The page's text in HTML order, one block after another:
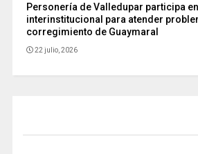
Personería de Valledupar participa
interinstitucional para atender
corregimiento de Guaymaral
22 julio, 2026